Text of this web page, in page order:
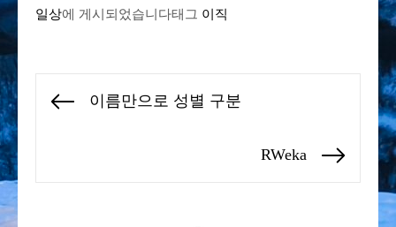
일상에 게시되었습니다태그 이직
Previous
이름만으로 성별 구분
Next
post:
RWeka